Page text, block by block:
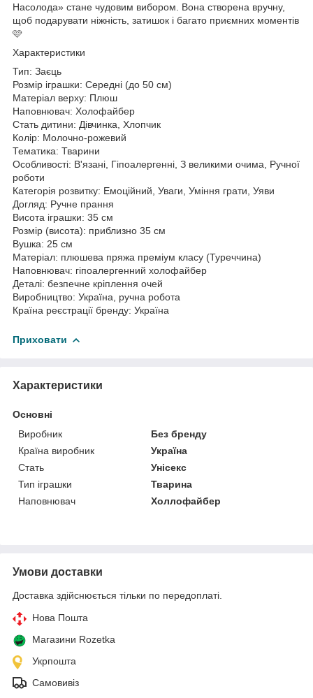
Насолода» стане чудовим вибором. Вона створена вручну,
щоб подарувати ніжність, затишок і багато приємних моментів
🩷
Характеристики
Тип: Заєць
Розмір іграшки: Середні (до 50 см)
Матеріал верху: Плюш
Наповнювач: Холофайбер
Стать дитини: Дівчинка, Хлопчик
Колір: Молочно-рожевий
Тематика: Тварини
Особливості: В'язані, Гіпоалергенні, З великими очима, Ручної
роботи
Категорія розвитку: Емоційний, Уваги, Уміння грати, Уяви
Догляд: Ручне прання
Висота іграшки: 35 см
Розмір (висота): приблизно 35 см
Вушка: 25 см
Матеріал: плюшева пряжа преміум класу (Туреччина)
Наповнювач: гіпоалергенний холофайбер
Деталі: безпечне кріплення очей
Виробництво: Україна, ручна робота
Країна реєстрації бренду: Україна
Приховати
Характеристики
Основні
Виробник
Без бренду
Країна виробник
Україна
Стать
Унісекс
Тип іграшки
Тварина
Наповнювач
Холлофайбер
Умови доставки
Доставка здійснюється тільки по передоплаті.
Нова Пошта
Магазини Rozetka
Укрпошта
Самовивіз